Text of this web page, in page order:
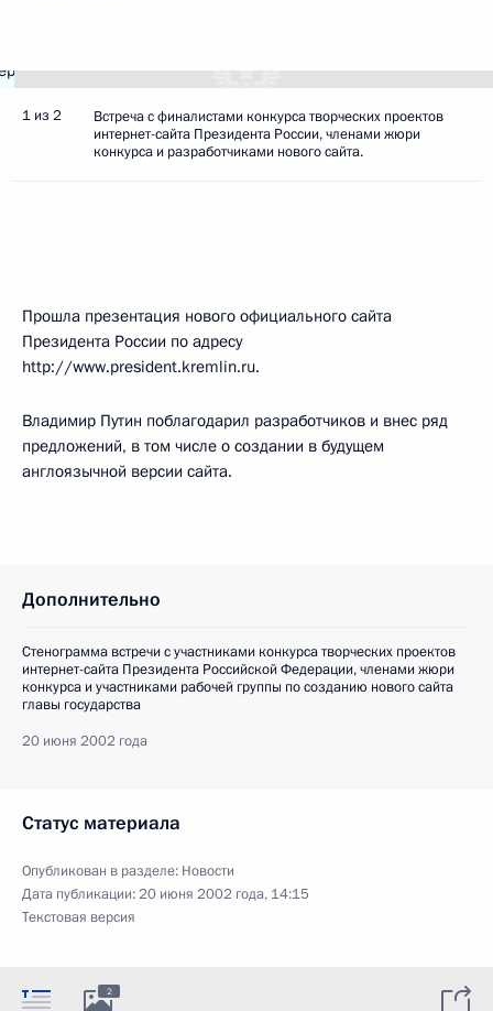
1 из 2
Встреча с финалистами конкурса творческих проектов
интернет-сайта Президента России, членами жюри
конкурса и разработчиками нового сайта.
Прошла презентация нового официального сайта
Президента России по адресу
http://www.president.kremlin.ru.
Владимир Путин поблагодарил разработчиков и внес ряд
предложений, в том числе о создании в будущем
англоязычной версии сайта.
Дополнительно
Стенограмма встречи с участниками конкурса творческих проектов
интернет-сайта Президента Российской Федерации, членами жюри
конкурса и участниками рабочей группы по созданию нового сайта
главы государства
20 июня 2002 года
Статус материала
Опубликован в разделе: Новости
Дата публикации:20 июня 2002 года, 14:15
Текстовая версия
2